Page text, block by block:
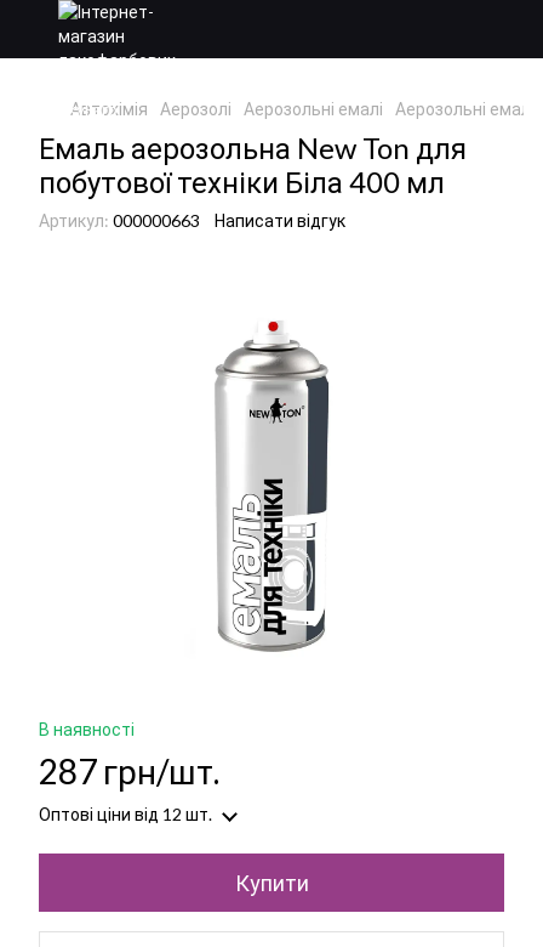
Автохімія Аерозолі Аерозольні емалі Аерозольні емалі
Емаль аерозольна New Ton для
побутової техніки Біла 400 мл
Артикул: 000000663 Написати відгук
В наявності
287 грн/шт.
Оптові ціни від 12 шт.
Купити